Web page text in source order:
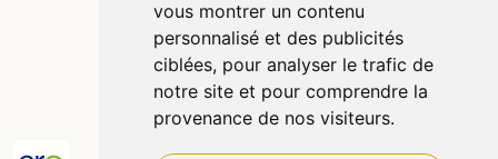
vous montrer un contenu
personnalisé et des publicités
ciblées, pour analyser le trafic de
notre site et pour comprendre la
provenance de nos visiteurs.
Données personnelles
Préférences Cookies